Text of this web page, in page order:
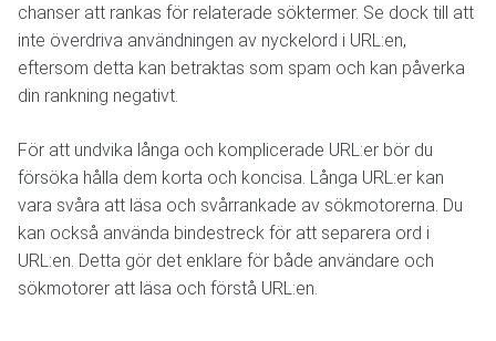
chanser att rankas för relaterade söktermer. Se dock till att
inte överdriva användningen av nyckelord i URL:en,
eftersom detta kan betraktas som spam och kan påverka
din rankning negativt.
För att undvika långa och komplicerade URL:er bör du
försöka hålla dem korta och koncisa. Långa URL:er kan
vara svåra att läsa och svårrankade av sökmotorerna. Du
kan också använda bindestreck för att separera ord i
URL:en. Detta gör det enklare för både användare och
sökmotorer att läsa och förstå URL:en.